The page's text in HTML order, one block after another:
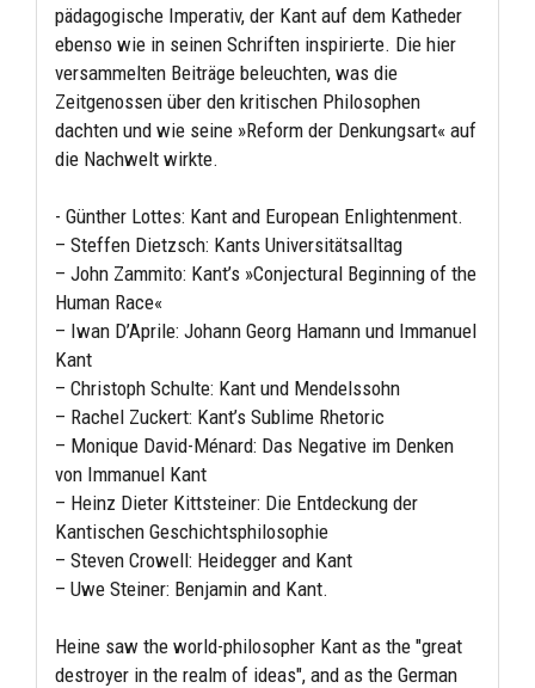
pädagogische Imperativ, der Kant auf dem Katheder
ebenso wie in seinen Schriften inspirierte. Die hier
versammelten Beiträge beleuchten, was die
Zeitgenossen über den kritischen Philosophen
dachten und wie seine »Reform der Denkungsart« auf
die Nachwelt wirkte.
- Günther Lottes: Kant and European Enlightenment.
– Steffen Dietzsch: Kants Universitätsalltag
– John Zammito: Kant’s »Conjectural Beginning of the
Human Race«
– Iwan D’Aprile: Johann Georg Hamann und Immanuel
Kant
– Christoph Schulte: Kant und Mendelssohn
– Rachel Zuckert: Kant’s Sublime Rhetoric
– Monique David-Ménard: Das Negative im Denken
von Immanuel Kant
– Heinz Dieter Kittsteiner: Die Entdeckung der
Kantischen Geschichtsphilosophie
– Steven Crowell: Heidegger and Kant
– Uwe Steiner: Benjamin and Kant.
Heine saw the world-philosopher Kant as the "great
destroyer in the realm of ideas", and as the German